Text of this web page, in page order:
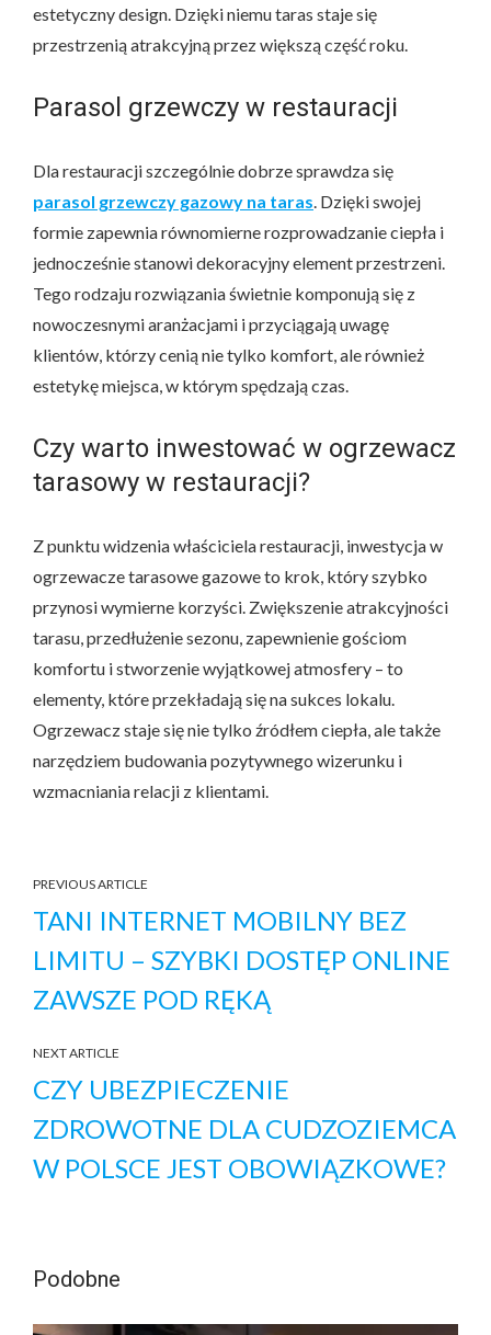
estetyczny design. Dzięki niemu taras staje się
przestrzenią atrakcyjną przez większą część roku.
Parasol grzewczy w restauracji
Dla restauracji szczególnie dobrze sprawdza się
parasol grzewczy gazowy na taras . Dzięki swojej
formie zapewnia równomierne rozprowadzanie ciepła i
jednocześnie stanowi dekoracyjny element przestrzeni.
Tego rodzaju rozwiązania świetnie komponują się z
nowoczesnymi aranżacjami i przyciągają uwagę
klientów, którzy cenią nie tylko komfort, ale również
estetykę miejsca, w którym spędzają czas.
Czy warto inwestować w ogrzewacz
tarasowy w restauracji?
Z punktu widzenia właściciela restauracji, inwestycja w
ogrzewacze tarasowe gazowe to krok, który szybko
przynosi wymierne korzyści. Zwiększenie atrakcyjności
tarasu, przedłużenie sezonu, zapewnienie gościom
komfortu i stworzenie wyjątkowej atmosfery – to
elementy, które przekładają się na sukces lokalu.
Ogrzewacz staje się nie tylko źródłem ciepła, ale także
narzędziem budowania pozytywnego wizerunku i
wzmacniania relacji z klientami.
PREVIOUS ARTICLE
TANI INTERNET MOBILNY BEZ
LIMITU – SZYBKI DOSTĘP ONLINE
ZAWSZE POD RĘKĄ
NEXT ARTICLE
CZY UBEZPIECZENIE
ZDROWOTNE DLA CUDZOZIEMCA
W POLSCE JEST OBOWIĄZKOWE?
Podobne